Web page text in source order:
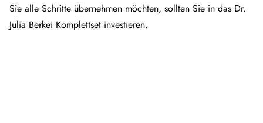
Sie alle Schritte übernehmen möchten, sollten Sie in das Dr.
Julia Berkei Komplettset investieren.